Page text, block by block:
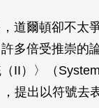
道爾頓卻不太
多倍受推崇的
II）〉（
提出以符號去